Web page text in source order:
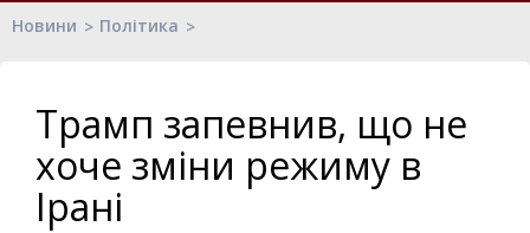
Новини Політика
Трамп запевнив, що не
хоче зміни режиму в
Ірані